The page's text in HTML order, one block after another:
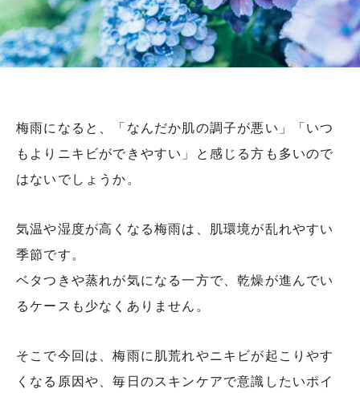
梅雨になると、「なんだか肌の調子が悪い」「いつ
もよりニキビができやすい」と感じる方も多いので
はないでしょうか。
気温や湿度が高くなる梅雨は、肌環境が乱れやすい
季節です。
ベタつきや蒸れが気になる一方で、乾燥が進んでい
るケースも少なくありません。
そこで今回は、梅雨に肌荒れやニキビが起こりやす
くなる原因や、毎日のスキンケアで意識したいポイ